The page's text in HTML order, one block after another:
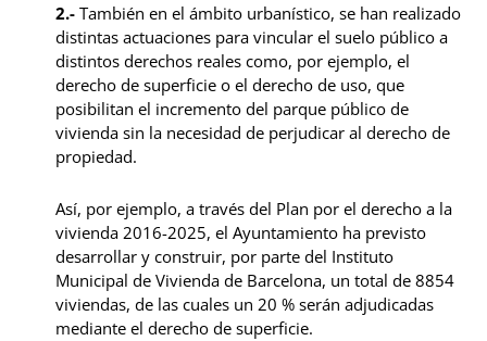
2.-También en el ámbito urbanístico, se han realizado
distintas actuaciones para vincular el suelo público a
distintos derechos reales como, por ejemplo, el
derecho de superficie o el derecho de uso, que
posibilitan el incremento del parque público de
vivienda sin la necesidad de perjudicar al derecho de
propiedad.
Así, por ejemplo, a través del Plan por el derecho a la
vivienda 2016-2025, el Ayuntamiento ha previsto
desarrollar y construir, por parte del Instituto
Municipal de Vivienda de Barcelona, un total de 8854
viviendas, de las cuales un 20 % serán adjudicadas
mediante el derecho de superficie.